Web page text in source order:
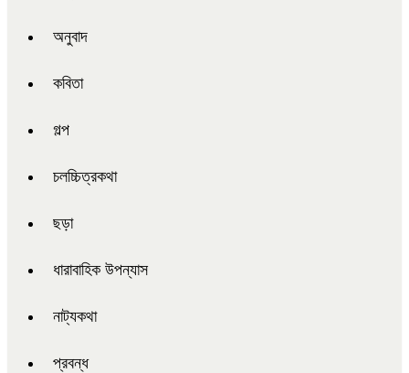
অনুবাদ
কবিতা
গল্প
চলচ্চিত্রকথা
ছড়া
ধারাবাহিক উপন্যাস
নাট্যকথা
প্রবন্ধ